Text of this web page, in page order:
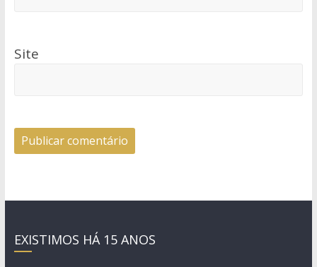
Site
EXISTIMOS HÁ 15 ANOS